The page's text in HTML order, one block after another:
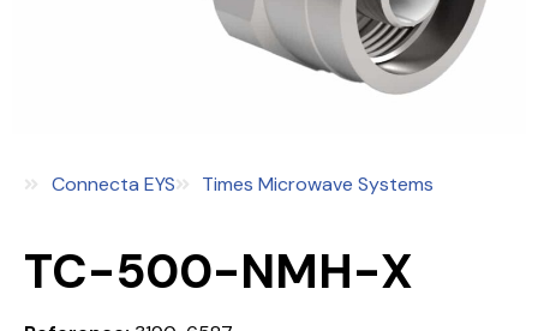
Connecta EYS Times Microwave Systems
TC-500-NMH-X